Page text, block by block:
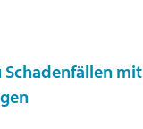
Schadenfällen mit